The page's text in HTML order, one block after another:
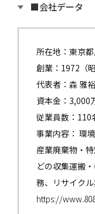
■会社データ
所在地：東京
創業：1972（
代表者：森 雅裕
資本金：3,000
従業員数：110
事業内容： 環
産業廃棄物・
どの収集運搬
務、リサイク
https://